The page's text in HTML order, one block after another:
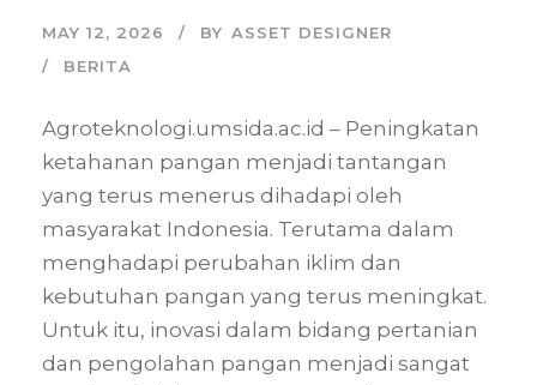
MAY 12, 2026 BY ASSET DESIGNER
BERITA
Agroteknologi.umsida.ac.id – Peningkatan
ketahanan pangan menjadi tantangan
yang terus menerus dihadapi oleh
masyarakat Indonesia. Terutama dalam
menghadapi perubahan iklim dan
kebutuhan pangan yang terus meningkat.
Untuk itu, inovasi dalam bidang pertanian
dan pengolahan pangan menjadi sangat